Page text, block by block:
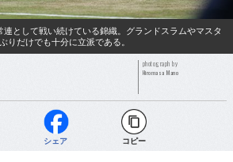
として戦い続けている錦織。グランドスラムやマスタ
りだけでも十分に立派である。
photograph by
Hiromasa Mano
シェア コピー